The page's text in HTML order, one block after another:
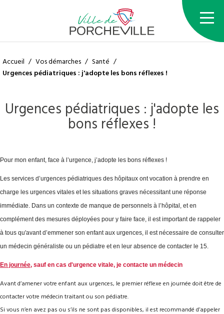
Accueil / Vos démarches / Santé /
Urgences pédiatriques : j'adopte les bons réflexes !
Urgences pédiatriques : j'adopte les
bons réflexes !
Pour mon enfant, face à l’urgence, j’adopte les bons réflexes !
Les services d’urgences pédiatriques des hôpitaux ont vocation à prendre en
charge les urgences vitales et les situations graves nécessitant une réponse
immédiate. Dans un contexte de manque de personnels à l’hôpital, et en
complément des mesures déployées pour y faire face, il est important de rappeler
à tous qu'avant d’emmener son enfant aux urgences, il est nécessaire de consulter
un médecin généraliste ou un pédiatre et en leur absence de contacter le 15.
En journée, sauf en cas d'urgence vitale, je contacte un médecin
Avant d’amener votre enfant aux urgences, le premier réflexe en journée doit être de
contacter votre médecin traitant ou son pédiatre.
Si vous n’en avez pas ou s’ils ne sont pas disponibles, il est recommandé d’appeler